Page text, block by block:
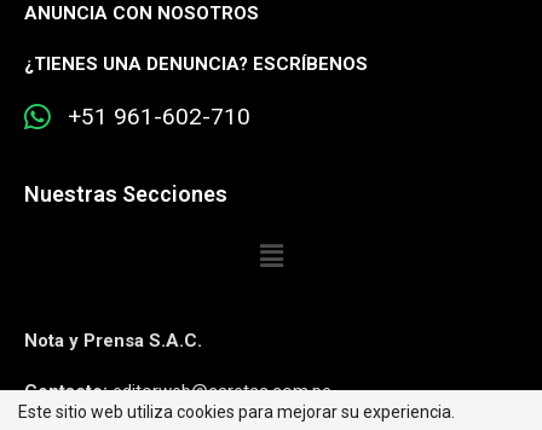
ANUNCIA CON NOSOTROS
¿TIENES UNA DENUNCIA? ESCRÍBENOS
+51 961-602-710
Nuestras Secciones
Nota y Prensa S.A.C.
Contacto:editorweb@caretas.com.pe
Este sitio web utiliza cookies para mejorar su experiencia.